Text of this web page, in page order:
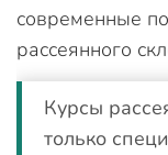
современные
рассеянного
Курсы
только